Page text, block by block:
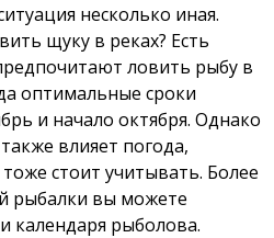
несколько иная.
щуку в реках? Есть
ловить рыбу в
оптимальные сроки
и начало октября. Однако
влияет погода,
стоит учитывать. Более
рыбалки вы можете
календаря рыболова.